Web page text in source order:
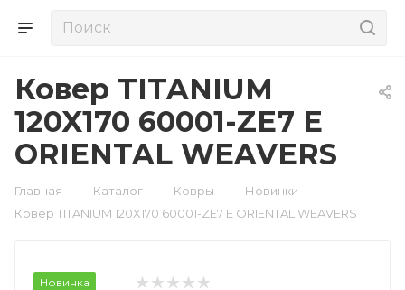
Ковер TITANIUM
120X170 60001-ZE7 E
ORIENTAL WEAVERS
Главная — Каталог — Ковры — Новинки —
Ковер TITANIUM 120X170 60001-ZE7 E ORIENTAL WEAVERS
Новинка